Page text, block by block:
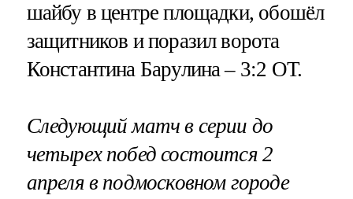
шайбу в центре площадки, обошёл
защитников и поразил ворота
Константина Барулина – 3:2 ОТ.
Следующий матч в серии до
четырех побед состоится 2
апреля в подмосковном городе